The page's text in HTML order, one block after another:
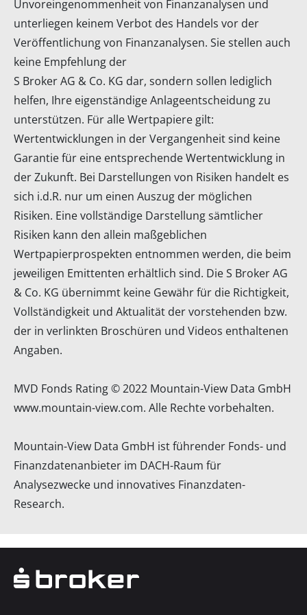
Unvoreingenommenheit von Finanzanalysen und
unterliegen keinem Verbot des Handels vor der
Veröffentlichung von Finanzanalysen. Sie stellen auch
keine Empfehlung der
S Broker AG & Co. KG dar, sondern sollen lediglich
helfen, Ihre eigenständige Anlageentscheidung zu
unterstützen. Für alle Wertpapiere gilt:
Wertentwicklungen in der Vergangenheit sind keine
Garantie für eine entsprechende Wertentwicklung in
der Zukunft. Bei Darstellungen von Risiken handelt es
sich i.d.R. nur um einen Auszug der möglichen
Risiken. Eine vollständige Darstellung sämtlicher
Risiken kann den allein maßgeblichen
Wertpapierprospekten entnommen werden, die beim
jeweiligen Emittenten erhältlich sind. Die S Broker AG
& Co. KG übernimmt keine Gewähr für die Richtigkeit,
Vollständigkeit und Aktualität der vorstehenden bzw.
der in verlinkten Broschüren und Videos enthaltenen
Angaben.
MVD Fonds Rating © 2022 Mountain-View Data GmbH
www.mountain-view.com. Alle Rechte vorbehalten.
Mountain-View Data GmbH ist führender Fonds- und
Finanzdatenanbieter im DACH-Raum für
Analysezwecke und innovatives Finanzdaten-
Research.